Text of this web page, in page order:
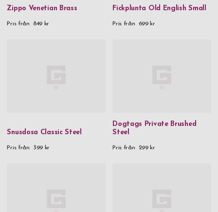
Zippo Venetian Brass
Pris från 849 kr
Fickplunta Old English Small
Pris från 699 kr
Snusdosa Classic Steel
Pris från 399 kr
Dogtags Private Brushed
Steel
Pris från 299 kr